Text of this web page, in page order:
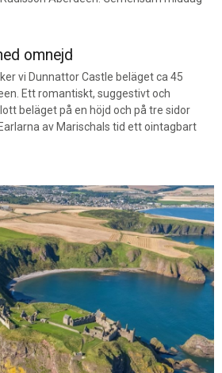
omnejd
vi Dunnattor Castle beläget ca 45
Ett romantiskt, suggestivt och
beläget på en höjd och på tre sidor
av Marischals tid ett ointagbart